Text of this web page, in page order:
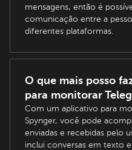
mensagens, então é
comunicação entre a
diferentes plataformas.
O que mais posso
para monitorar
Com um aplicativo para
Spynger, você pode
enviadas e recebidas pelo
inclui conversas em texto